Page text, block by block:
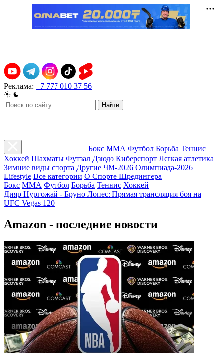
Реклама: +7 777 010 37 56
Найти
Бокс ММА Футбол Борьба Теннис
Хоккей Шахматы Футзал Дзюдо Киберспорт Легкая атлетика
Зимние виды спорта Другие ЧМ-2026 Олимпиада-2026
Lifestyle Все категории О Спорте Шредингера
Бокс ММА Футбол Борьба Теннис Хоккей
Дияр Нургожай - Бруно Лопес: Прямая трансляция боя на
UFC Vegas 120
Amazon - последние новости